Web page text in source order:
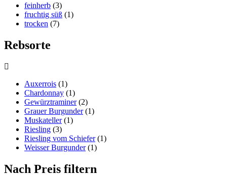
feinherb (3)
fruchtig süß (1)
trocken (7)
Rebsorte
Auxerrois (1)
Chardonnay (1)
Gewürztraminer (2)
Grauer Burgunder (1)
Muskateller (1)
Riesling (3)
Riesling vom Schiefer (1)
Weisser Burgunder (1)
Nach Preis filtern